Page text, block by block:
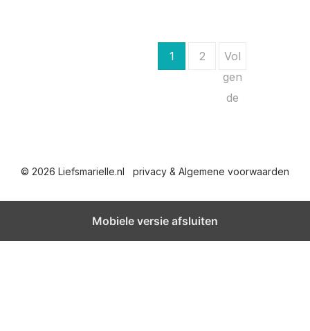
h
t
1 2
Vol
gen
de
© 2026 Liefsmarielle.nl privacy & Algemene voorwaarden
Mobiele versie afsluiten